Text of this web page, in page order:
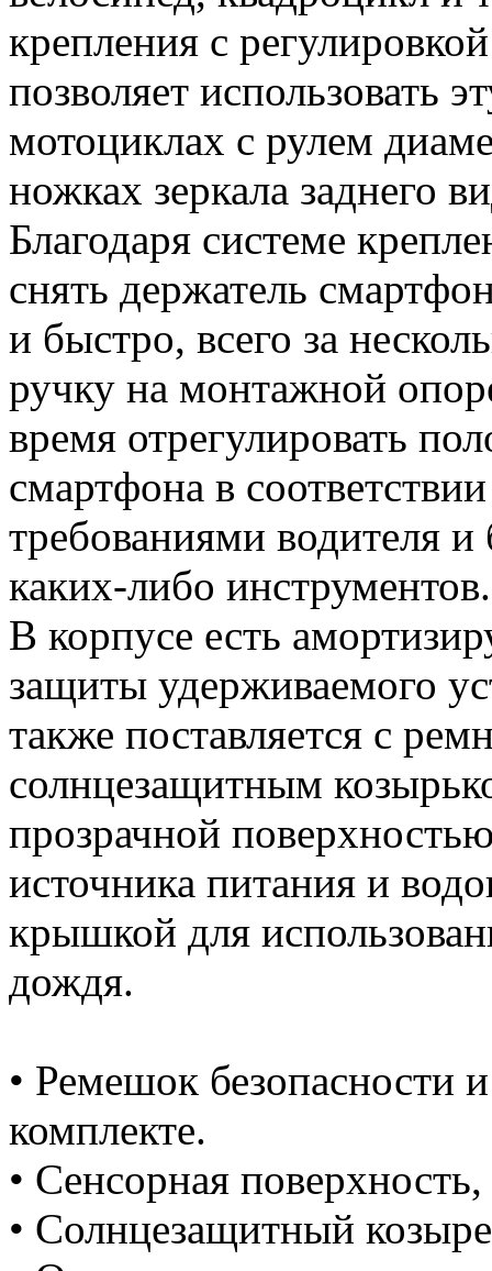
крепления с
позволяет использовать
мотоциклах с рулем
ножках зеркала заднего
Благодаря системе
снять держатель
и быстро, всего за
ручку на монтажной
время отрегулировать
смартфона в
требованиями водителя и
каких-либо инструментов.
В корпусе есть
защиты удерживаемого
также поставляется с
солнцезащитным
прозрачной
источника питания и
крышкой для
дождя.
• Ремешок безопасности
комплекте.
• Сенсорная
• Солнцезащитный